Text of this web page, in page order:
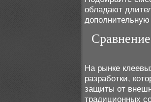
обладают
На рынке
разработки,
защиты от
традиционных